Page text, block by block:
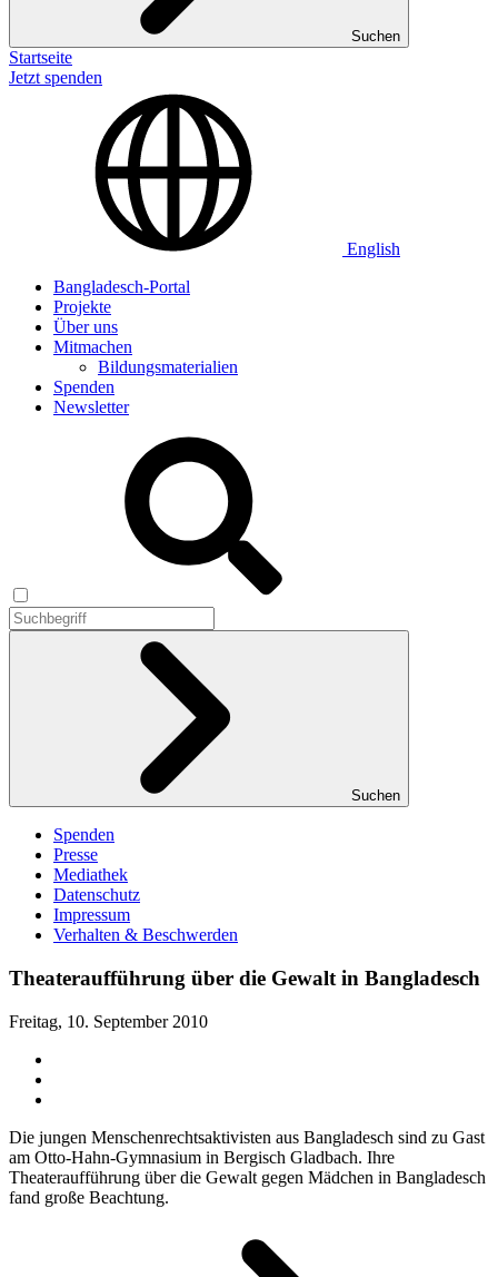
Suchen
Startseite
Jetzt spenden
English
Bangladesch-Portal
Projekte
Über uns
Mitmachen
Bildungsmaterialien
Spenden
Newsletter
Suchen
Spenden
Presse
Mediathek
Datenschutz
Impressum
Verhalten & Beschwerden
Theateraufführung über die Gewalt in Bangladesch
Freitag, 10. September 2010
Die jungen Menschenrechtsaktivisten aus Bangladesch sind zu Gast
am Otto-Hahn-Gymnasium in Bergisch Gladbach. Ihre
Theateraufführung über die Gewalt gegen Mädchen in Bangladesch
fand große Beachtung.